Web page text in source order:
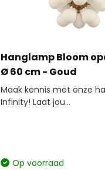
Hanglamp Bloom
Ø 60 cm - Goud
Maak kennis met onze
Infinity! Laat jou...
Op voorraad